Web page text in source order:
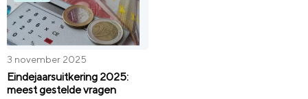
3 november 2025
Eindejaarsuitkering 2025:
meest gestelde vragen